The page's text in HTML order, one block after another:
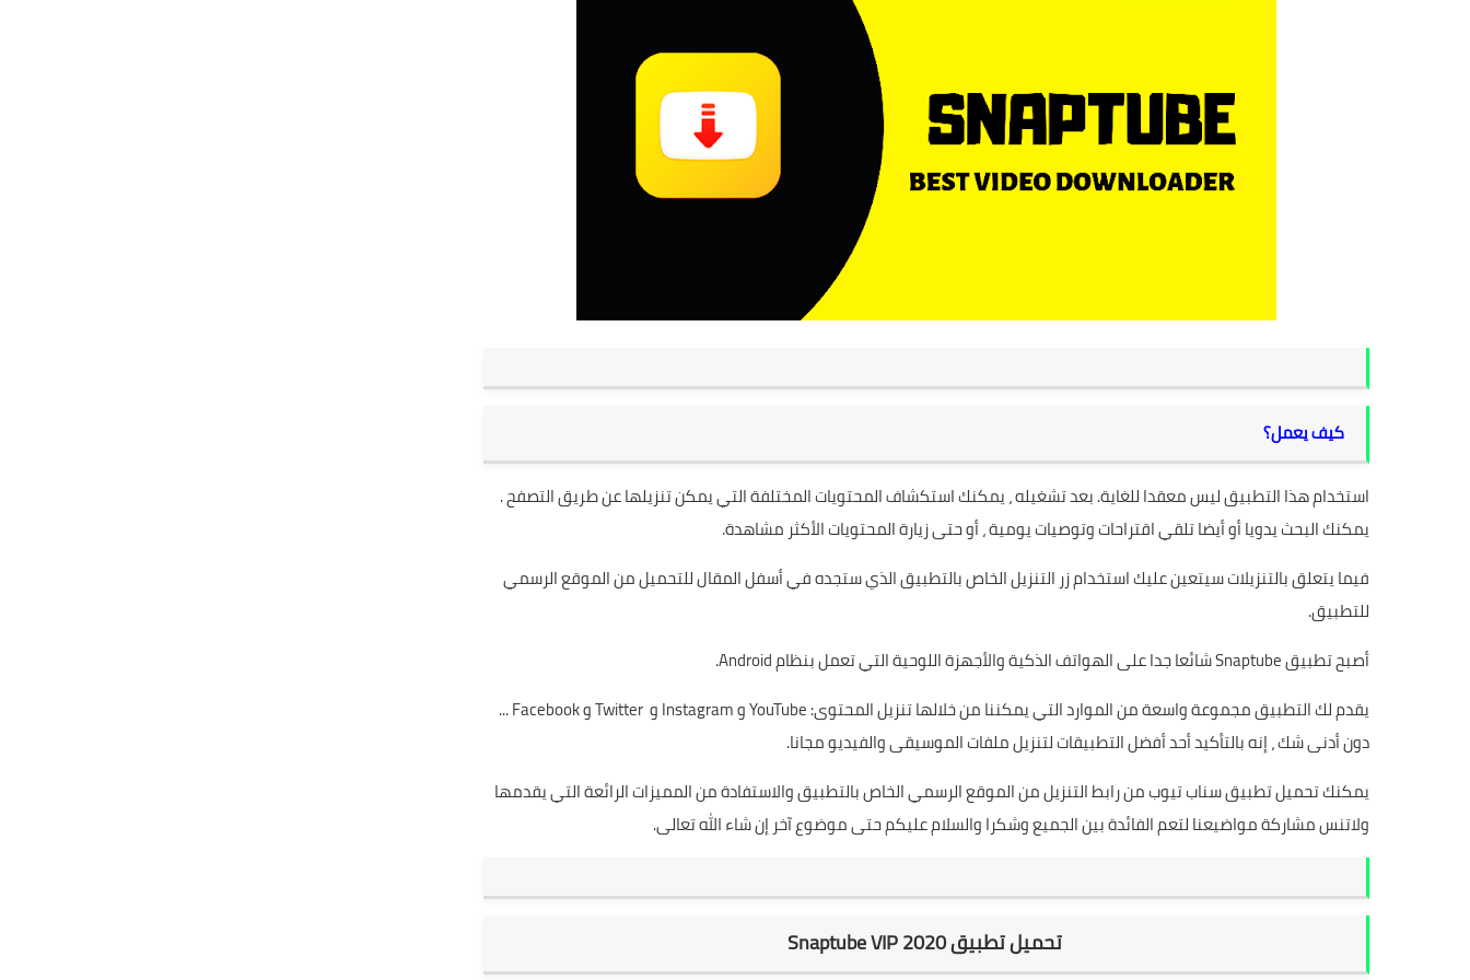
كيف يعمل؟
استخدام هذا التطبيق ليس معقدا للغاية. بعد تشغيله ، يمكنك استكشاف المحتويات المختلفة التي يمكن تنزيلها عن طريق التصفح .
يمكنك البحث يدويا أو أيضا تلقي اقتراحات وتوصيات يومية ، أو حتى زيارة المحتويات الأكثر مشاهدة.
فيما يتعلق بالتنزيلات سيتعين عليك استخدام زر التنزيل الخاص بالتطبيق الذي ستجده في أسفل المقال للتحميل من الموقع الرسمي
للتطبيق.
أصبح تطبيق Snaptube شائعا جدا على الهواتف الذكية والأجهزة اللوحية التي تعمل بنظام Android.
يقدم لك التطبيق مجموعة واسعة من الموارد التي يمكننا من خلالها تنزيل المحتوى: YouTube و Instagram و Twitter و Facebook ...
دون أدنى شك ، إنه بالتأكيد أحد أفضل التطبيقات لتنزيل ملفات الموسيقى والفيديو مجانا.
يمكنك تحميل تطبيق سناب تيوب من رابط التنزيل من الموقع الرسمي الخاص بالتطبيق والاستفادة من المميزات الرائعة التي يقدمها
ولاتنس مشاركة مواضيعنا لتعم الفائدة بين الجميع وشكرا والسلام عليكم حتى موضوع آخر إن شاء الله تعالى.
تحميل تطبيق Snaptube VIP 2020